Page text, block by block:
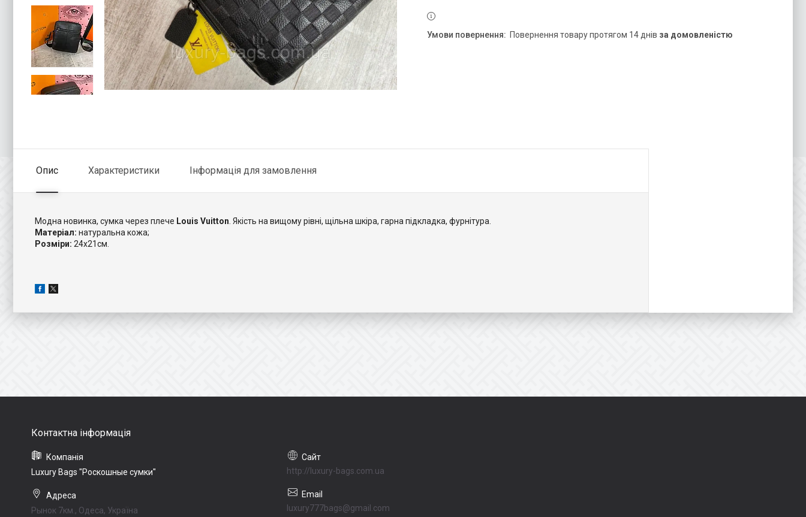
повернення товару протягом 14 днів за домовленістю
Опис Характеристики Інформація для замовлення
Модна новинка, сумка через плече Louis Vuitton . Якість на вищому рівні, щільна шкіра, гарна підкладка, фурнітура.
Матеріал: натуральна кожа;
Розміри: 24х21см.
Luxury Bags "Роскошные сумки"
Рынок 7км., Одеса, Україна
http://luxury-bags.com.ua
luxury777bags@gmail.com